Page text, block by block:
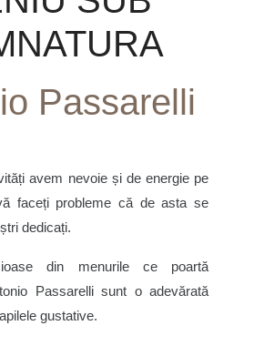
Passarelli
avem nevoie și de energie pe
faceți probleme că de asta se
dedicați.
din menurile ce poartă
Passarelli sunt o adevărată
gustative.